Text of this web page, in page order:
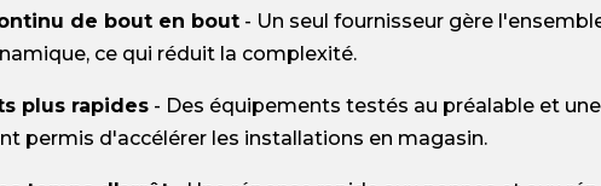
de bout en bout - Un seul fournisseur gère
ce qui réduit la complexité.
plus rapides - Des équipements testés au préalable et
permis d'accélérer les installations en magasin.